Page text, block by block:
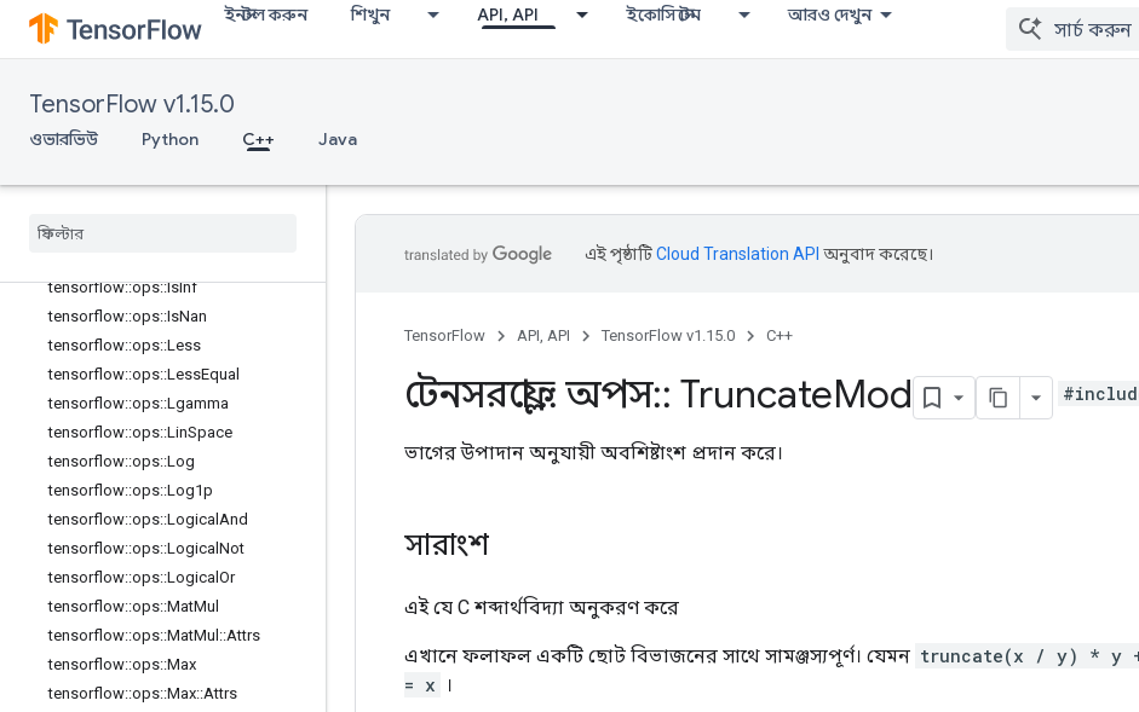
ইনস্টল করুন শিখুন API, API ইকোসিস্টেম আরও দেখুন
TensorFlow v1.15.0
ওভারভিউ Python C++ Java
tensorflow::ops::HistogramFixedWid
th
tensorflow::ops::Igamma
tensorflow::ops::Igammac
tensorflow
tensorflow::ops::IsInf
tensorflow::ops::IsNan
tensorflow::ops::Less
tensorflow::ops::LessEqual
tensorflow::ops::Lgamma
tensorflow::ops::LinSpace
tensorflow::ops::Log
tensorflow::ops::Log1p
tensorflow::ops::Logical And
tensorflow::ops::Logical Not
tensorflow::ops::Logical Or
tensorflow::ops::MatMul
tensorflow::ops::MatMul ::Attrs
tensorflow::ops::Max
tensorflow::ops::Max::Attrs
এই পৃষ্ঠাটিCloud Translation API অনুবাদ করেছে।
TensorFlow API, API TensorFlow v1.15.0 C++
টেনসরফ্লো:: অপস:: TruncateMod
ভাগের উপাদান অনুযায়ী অবশিষ্টাংশ প্রদান করে।
সারাংশ
এই যে C শব্দার্থবিদ্যা অনুকরণ করে
এখানে ফলাফল একটি ছোট বিভাজনের সাথে সামঞ্জস্যপূর্ণ। যেমন truncate(x / y) * y +
= x
।